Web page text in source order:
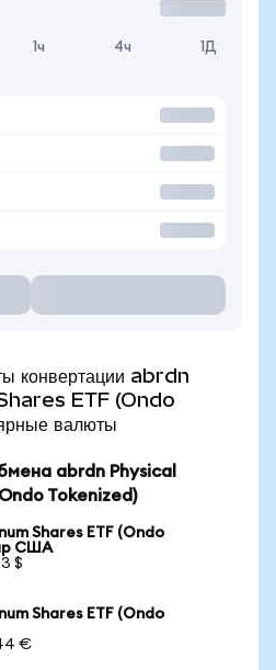
1ч 4ч 1Д
конвертации abrdn
ETF (Ondo
валюты
abrdn Physical
Tokenized)
Shares ETF (Ondo
США
$
Shares ETF (Ondo
€